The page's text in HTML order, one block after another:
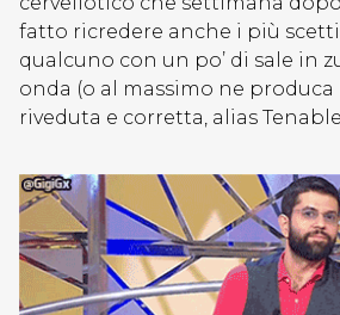
fatto ricredere anche i più
qualcuno con un po’ di sale in
onda (o al massimo ne produca
riveduta e corretta, alias